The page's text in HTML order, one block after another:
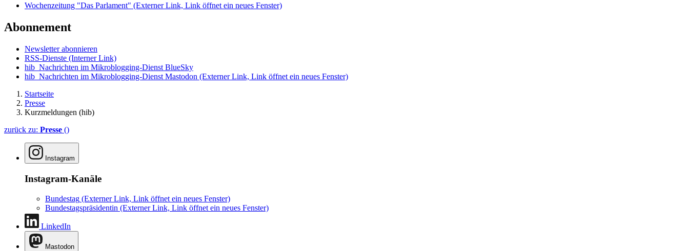
Wochenzeitung "Das Parlament" (Externer Link, Link öffnet ein neues Fenster)
Abonnement
Newsletter abonnieren
RSS-Dienste (Interner Link)
hib_Nachrichten im Mikroblogging-Dienst BlueSky
hib_Nachrichten im Mikroblogging-Dienst Mastodon (Externer Link, Link öffnet ein neues Fenster)
Startseite
Presse
Kurzmeldungen (hib)
zurück zu: Presse ()
Instagram
Instagram-Kanäle
Bundestag (Externer Link, Link öffnet ein neues Fenster)
Bundestagspräsidentin (Externer Link, Link öffnet ein neues Fenster)
LinkedIn
Mastodon